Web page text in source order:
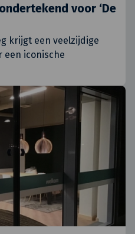
voor ‘De
krijgt een veelzijdige
een iconische